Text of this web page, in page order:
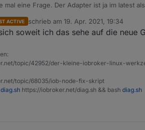
mal eine Frage. Der Adapter ist ja im latest
zu Verfügung.
ACTIVE schrieb am 19. Apr. 2021, 19:34
zuletzt editiert von
soweit ich das sehe auf die neue
topic/42952/der-kleine-iobroker-linux-
topic/68035/iob-node-fix-skript
diag.sh https://iobroker.net/diag.sh && bash diag.sh